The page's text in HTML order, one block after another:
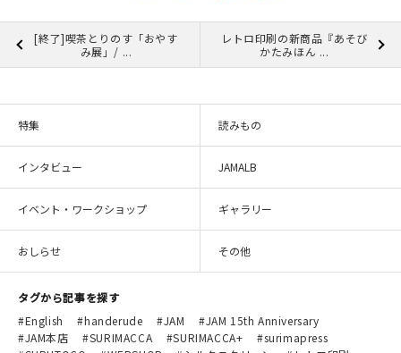
よくある質問
[終了]喫茶とりのす「おやす
み展」/ ...
レトロ印刷の新商品『あそび
かたみほん ...
特集 読みもの
インタビュー JAMALB
イベント・ワークショップ ギャラリー
おしらせ その他
タグから記事を探す
English
handerude JAM
JAM 15th Anniversary
JAM本店
SURIMACCA SURIMACCA+
surimapress